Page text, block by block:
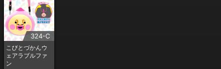
324-C
こびとづかんウ
ェアラブルファ
ン